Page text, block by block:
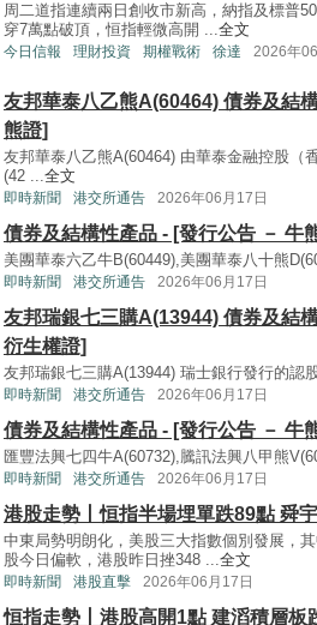
周二道指連續兩日創收市新高，納指及標普
穿7萬點破頂，恒指輕微高開 ...全文
今日信報 理財投資 期權戰術 徐達 2026年
友邦華泰八乙熊A(60464) 債券及結
熊證]
友邦華泰八乙熊A(60464) 由華泰金融控股（
(42 ...全文
即時新聞 港交所通告 2026年06月17日
債券及結構性產品 - [發行公告 － 牛
美團華泰六乙牛B(60449),美團華泰八十熊
即時新聞 港交所通告 2026年06月17日
友邦瑞銀七三購A(13944) 債券及結
衍生權證]
友邦瑞銀七三購A(13944) 瑞士銀行發行的認
即時新聞 港交所通告 2026年06月17日
債券及結構性產品 - [發行公告 － 牛
匯豐法興七四牛A(60732),騰訊法興八甲熊
即時新聞 港交所通告 2026年06月17日
港股走勢丨恒指半場埋單跌89點 舜
中東局勢明朗化，美股三大指數個別發展，
股今日偏軟，港股昨日挫348 ...全文
即時新聞 港股直擊 2026年06月17日
恒指走勢丨港股高開1點 建滔積層板